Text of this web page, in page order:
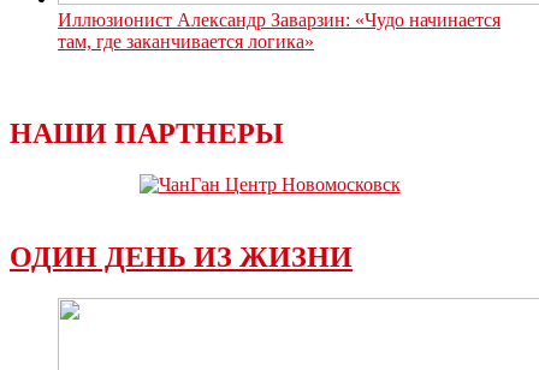
Иллюзионист Александр Заварзин: «Чудо начинается
там, где заканчивается логика»
НАШИ ПАРТНЕРЫ
ОДИН ДЕНЬ ИЗ ЖИЗНИ